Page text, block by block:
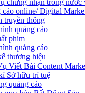
chứng nhận trong nước
cáo online/ Digital
truyền thông
quảng cáo
phim
quảng cáo
thương hiệu
Viết Bài Content
Sở hữu trí tuệ
quảng cáo